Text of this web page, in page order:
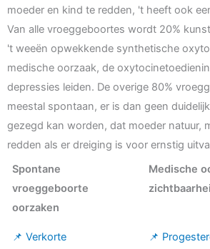
moeder en kind te redden, 't heeft ook
Van alle vroeggeboortes wordt 20%
't weeën opwekkende synthetische
medische oorzaak, de
depressies leiden. De overige 80%
meestal spontaan, er is dan geen
gezegd kan worden, dat moeder natuur,
redden als er dreiging is voor ernstig
Spontane
vroeggeboorte
oorzaken
Medische
📌 Verkorte
📌